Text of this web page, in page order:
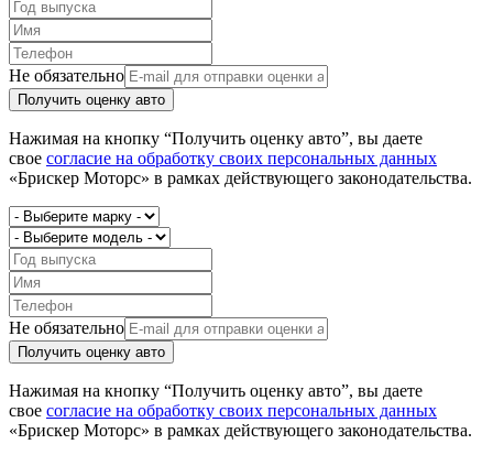
Не обязательно
Получить оценку авто
Нажимая на кнопку “Получить оценку авто”, вы даете
свое согласие на обработку своих персональных данных
«Брискер Моторс» в рамках действующего законодательства.
Не обязательно
Получить оценку авто
Нажимая на кнопку “Получить оценку авто”, вы даете
свое согласие на обработку своих персональных данных
«Брискер Моторс» в рамках действующего законодательства.